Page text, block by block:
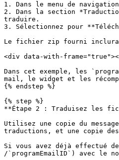
1. Dans le menu de
2. Dans la section
traduire.
3. Sélectionnez pour
Le fichier zip fourni
<div data-with-
Dans cet exemple, les
mail, le widget et les
{% endstep %}
{% step %}
**Étape 2 : Traduisez les
Utilisez une copie du
traductions, et une copie des
Si vous avez déjà effectué
/`programEmailID`) avec le